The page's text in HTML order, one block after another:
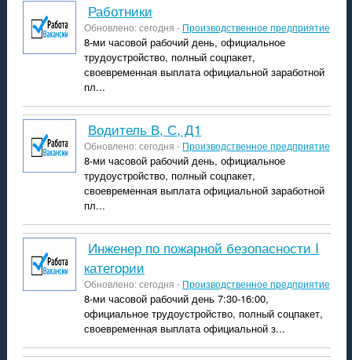
Работники
Обновлено: сегодня - Производственное предприятие
8-ми часовой рабочий день, официальное
трудоустройство, полный соцпакет,
своевременная выплата официальной заработной
пл...
водитель В, С, Д1
Обновлено: сегодня - Производственное предприятие
8-ми часовой рабочий день, официальное
трудоустройство, полный соцпакет,
своевременная выплата официальной заработной
пл...
Инженер по пожарной безопасности I
категории
Обновлено: сегодня - Производственное предприятие
8-ми часовой рабочий день 7:30-16:00,
официальное трудоустройство, полный соцпакет,
своевременная выплата официальной з...